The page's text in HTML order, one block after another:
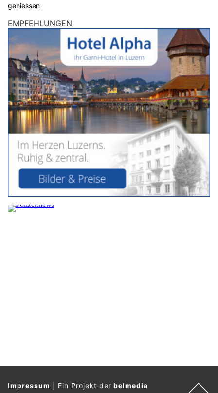
geniessen
EMPFEHLUNGEN
Impressum Ein Projekt derbelmedia